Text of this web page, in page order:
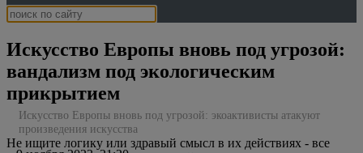
Искусство Европы вновь под угрозой:
вандализм под экологическим
прикрытием
Искусство Европы вновь под угрозой: экоактивисты атакуют
произведения искусства
Не ищите логику или здравый смысл в их действиях - все